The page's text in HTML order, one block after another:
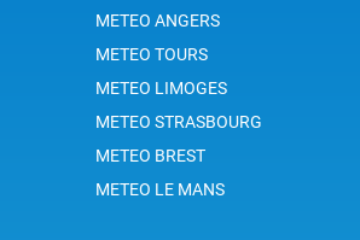
METEO ANGERS
METEO TOURS
METEO LIMOGES
METEO STRASBOURG
METEO BREST
METEO LE MANS